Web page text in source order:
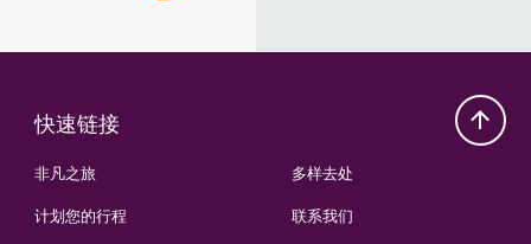
快速链接
非凡之旅
计划您的行程
多样去处
联系我们